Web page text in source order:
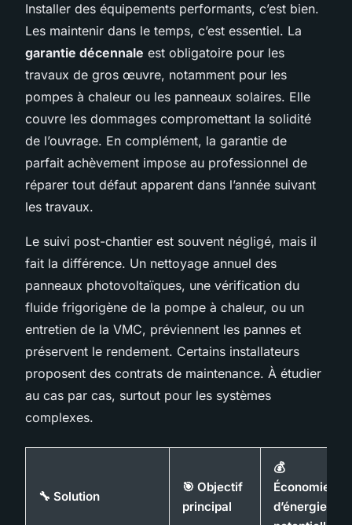
Installer des équipements performants, c’est bien.
Les maintenir dans le temps, c’est essentiel. La
garantie décennale est obligatoire pour les
travaux de gros œuvre, notamment pour les
pompes à chaleur ou les panneaux solaires. Elle
couvre les dommages compromettant la solidité
de l’ouvrage. En complément, la garantie de
parfait achèvement impose au professionnel de
réparer tout défaut apparent dans l’année suivant
les travaux.
Le suivi post-chantier est souvent négligé, mais il
fait la différence. Un nettoyage annuel des
panneaux photovoltaïques, une vérification du
fluide frigorigène de la pompe à chaleur, ou un
entretien de la VMC, préviennent les pannes et
préservent le rendement. Certains installateurs
proposent des contrats de maintenance. À étudier
au cas par cas, surtout pour les systèmes
complexes.
🔧 Solution
🎯 Objectif
principal
💰
Économies
d’énergie